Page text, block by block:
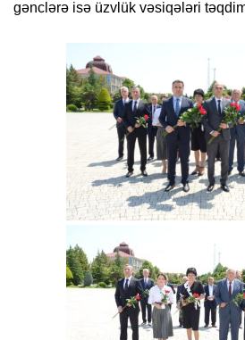
gənclərə isə üzvlük vəsiqələri